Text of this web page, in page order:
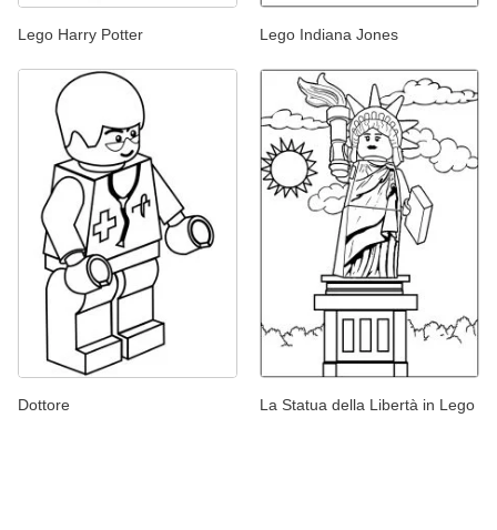
Lego Harry Potter Lego Indiana Jones
Dottore La Statua della Libertà in Lego